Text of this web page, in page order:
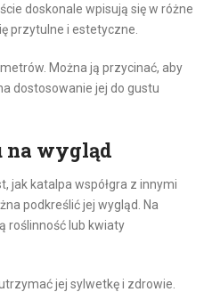
doskonale wpisują się w różne
przytulne i estetyczne.
Można ją przycinać, aby
dostosowanie jej do gustu
na wygląd
jak katalpa współgra z innymi
podkreślić jej wygląd. Na
roślinność lub kwiaty
jej sylwetkę i zdrowie.